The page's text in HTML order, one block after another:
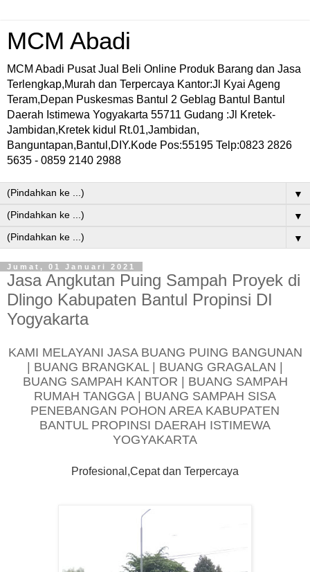
MCM Abadi
MCM Abadi Pusat Jual Beli Online Produk Barang dan Jasa
Terlengkap,Murah dan Terpercaya Kantor:Jl Kyai Ageng
Teram,Depan Puskesmas Bantul 2 Geblag Bantul Bantul
Daerah Istimewa Yogyakarta 55711 Gudang :Jl Kretek-
Jambidan,Kretek kidul Rt.01,Jambidan,
Banguntapan,Bantul,DIY.Kode Pos:55195 Telp:0823 2826
5635 - 0859 2140 2988
▼
▼
▼
Jumat, 01 Januari 2021
Jasa Angkutan Puing Sampah Proyek di
Dlingo Kabupaten Bantul Propinsi DI
Yogyakarta
KAMI MELAYANI JASA BUANG PUING BANGUNAN
| BUANG BRANGKAL | BUANG GRAGALAN |
BUANG SAMPAH KANTOR | BUANG SAMPAH
RUMAH TANGGA | BUANG SAMPAH SISA
PENEBANGAN POHON AREA KABUPATEN
BANTUL PROPINSI DAERAH ISTIMEWA
YOGYAKARTA
Profesional,Cepat dan Terpercaya